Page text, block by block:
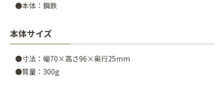
●本体：鋼鉄
本体サイズ
●寸法：幅70×高さ96×奥行25mm
●質量：300g